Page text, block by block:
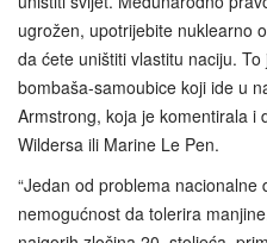
ugrožen, upotrijebite nuklearno
da ćete uništiti vlastitu naciju.
bombaša-samoubice koji ide u
Armstrong, koja je komentirala i
Wildersa ili Marine Le Pen.
“Jedan od problema nacionalne
nemogućnost da tolerira